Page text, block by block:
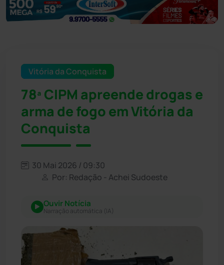
Vitória da Conquista
78ª CIPM apreende drogas e
arma de fogo em Vitória da
Conquista
30 Mai 2026 / 09:30
Por: Redação - Achei Sudoeste
Ouvir Notícia
Narração automática (IA)